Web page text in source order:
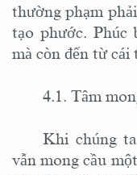
thường phạm
tạo phước. Phúc
mà còn đến từ cái
4.1. Tâm
Khi chúng
vẫn mong cầu